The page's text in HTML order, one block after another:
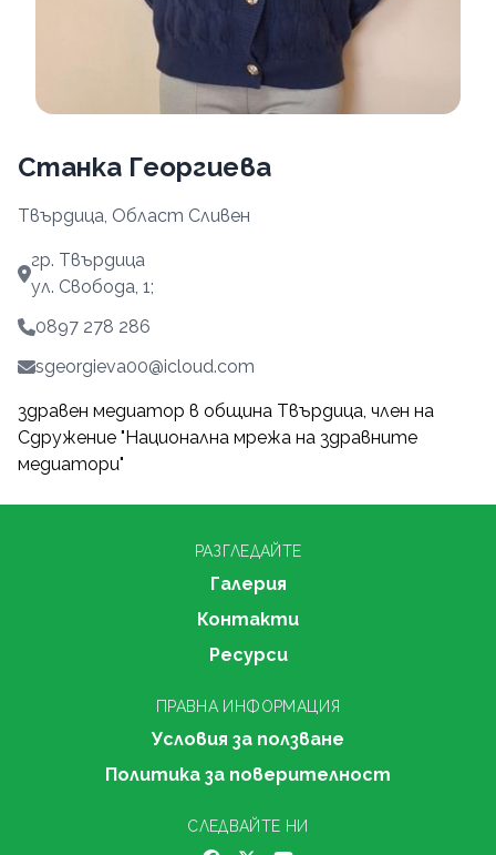
Станка Георгиева
Твърдица, Област Сливен
гр. Твърдица
ул. Свобода, 1;
0897 278 286
sgeorgieva00@icloud.com
здравен медиатор в община Твърдица, член на
Сдружение "Национална мрежа на здравните
медиатори"
РАЗГЛЕДАЙТЕ
Галерия
Контакти
Ресурси
ПРАВНА ИНФОРМАЦИЯ
Условия за ползване
Политика за поверителност
СЛЕДВАЙТЕ НИ